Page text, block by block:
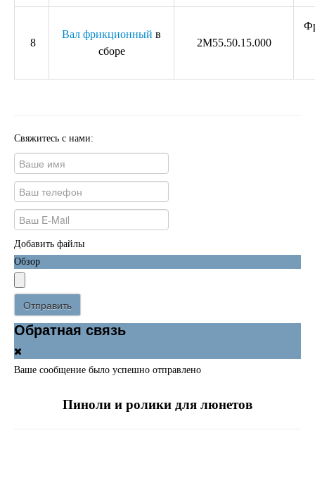
8
Вал фрикционный в
сборе
2М55.50.15.000
Свяжитесь с нами:
Добавить файлы
Обзор
Отправить
Обратная связь
Ваше сообщение было успешно отправлено
Пиноли и ролики для люнетов